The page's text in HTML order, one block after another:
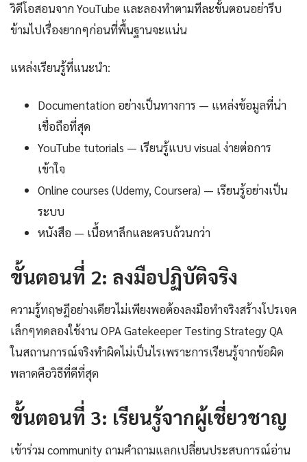
วิดีโอสอนจาก YouTube และลองทำตามทีละขั้นตอนอย่ารีบ
ข้ามไปเรื่องยากๆก่อนที่พื้นฐานจะแน่น
แหล่งเรียนรู้ที่แนะนำ:
Documentation อย่างเป็นทางการ — แหล่งข้อมูลที่น่า
เชื่อถือที่สุด
YouTube tutorials — เรียนรู้แบบ visual ง่ายต่อการ
เข้าใจ
Online courses (Udemy, Coursera) — เรียนรู้อย่างเป็น
ระบบ
หนังสือ — เนื้อหาลึกและครบถ้วนกว่า
ขั้นตอนที่ 2: ลงมือปฏิบัติจริง
ความรู้ทฤษฎีอย่างเดียวไม่เพียงพอต้องลงมือทำจริงสร้างโปรเจค
เล็กๆทดลองใช้งาน OPA Gatekeeper Testing Strategy QA
ในสถานการณ์จริงทำผิดไม่เป็นไรเพราะการเรียนรู้จากข้อผิด
พลาดคือวิธีที่ดีที่สุด
ขั้นตอนที่ 3: เรียนรู้จากผู้เชี่ยวชาญ
เข้าร่วม community ถามคำถามแลกเปลี่ยนประสบการณ์อ่าน